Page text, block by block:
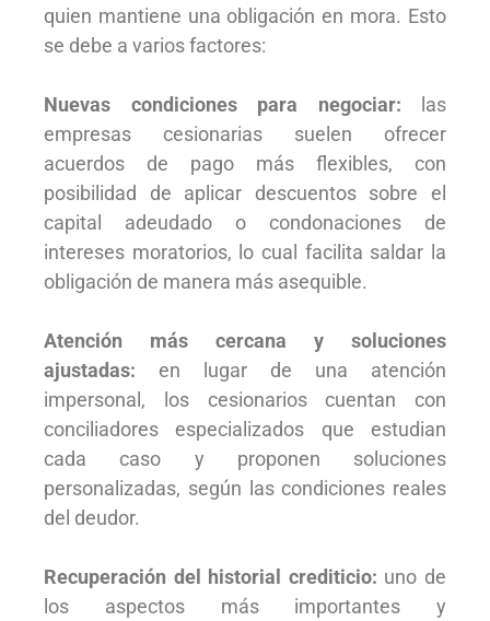
quien mantiene una obligación en mora. Esto
se debe a varios factores:
Nuevas condiciones para negociar: las
empresas cesionarias suelen ofrecer
acuerdos de pago más flexibles, con
posibilidad de aplicar descuentos sobre el
capital adeudado o condonaciones de
intereses moratorios, lo cual facilita saldar la
obligación de manera más asequible.
Atención más cercana y soluciones
ajustadas: en lugar de una atención
impersonal, los cesionarios cuentan con
conciliadores especializados que estudian
cada caso y proponen soluciones
personalizadas, según las condiciones reales
del deudor.
Recuperación del historial crediticio: uno de
los aspectos más importantes y